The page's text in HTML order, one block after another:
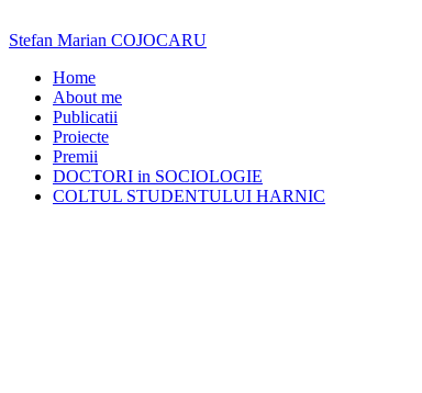
to
Stefan Marian COJOCARU
Home
About me
Publicatii
Proiecte
Premii
DOCTORI in SOCIOLOGIE
COLTUL STUDENTULUI HARNIC